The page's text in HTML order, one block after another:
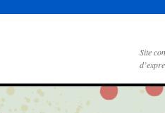
Site